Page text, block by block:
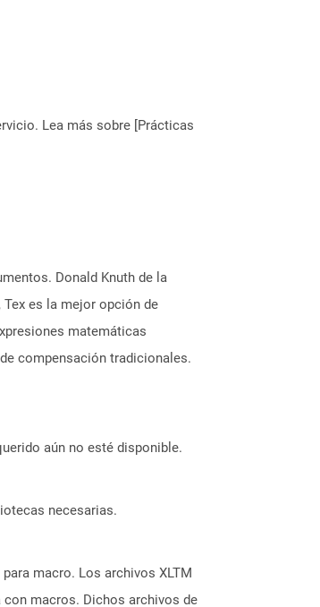
Lea más sobre [Prácticas
Donald Knuth de la
es la mejor opción de
matemáticas
compensación tradicionales.
aún no esté disponible.
necesarias.
macro. Los archivos XLTM
macros. Dichos archivos de